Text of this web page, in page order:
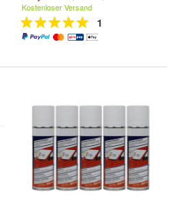
Kostenloser Versand
1